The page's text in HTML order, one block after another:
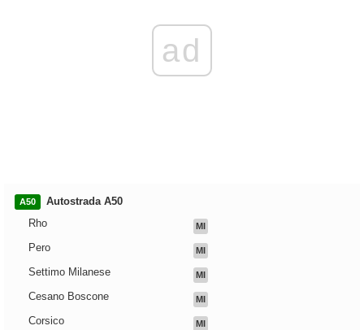
ad
A50
Autostrada A50
Rho
MI
Pero MI
Settimo Milanese MI
Cesano Boscone MI
Corsico MI